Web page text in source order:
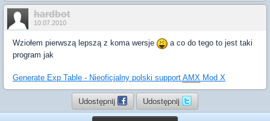
hardbot
10.07.2010
Wziołem pierwszą lepszą z koma wersje
a co do tego to jest taki
program jak
Generate Exp Table - Nieoficjalny polski support AMX Mod X
Udostępnij Udostępnij